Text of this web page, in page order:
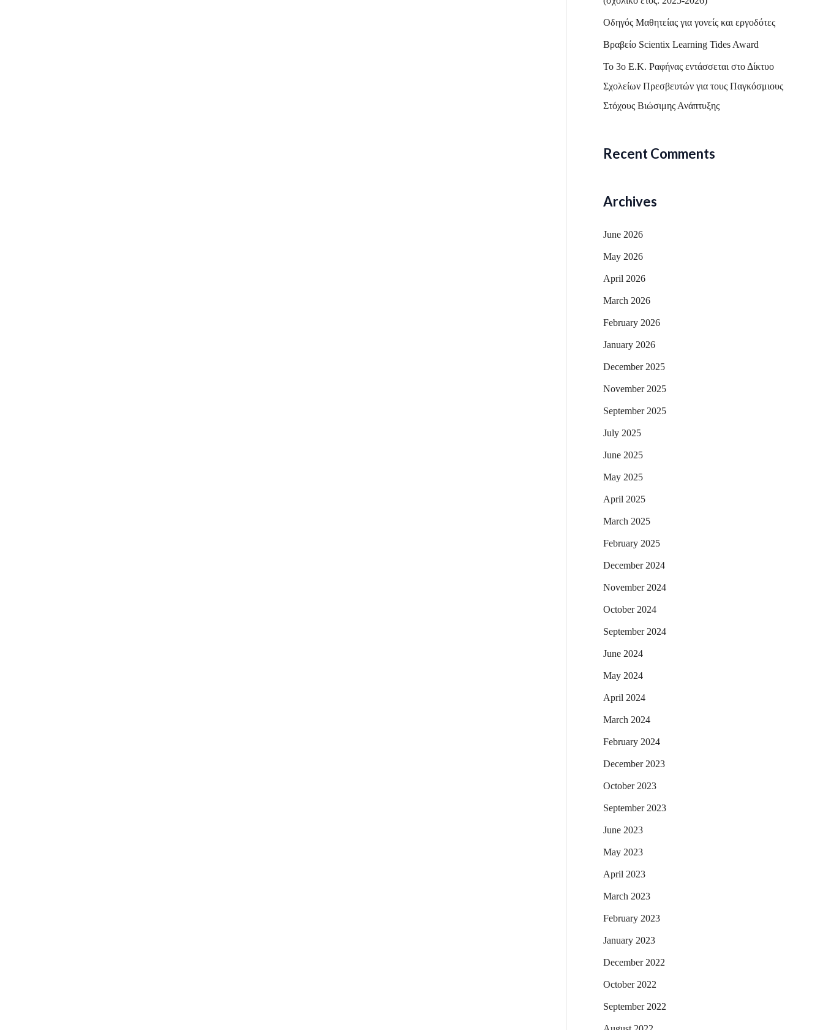
Οδηγός Μαθητείας για γονείς και εργοδότες
Βραβείο Scientix Learning Tides Award
Το 3ο Ε.Κ. Ραφήνας εντάσσεται στο Δίκτυο
Σχολείων Πρεσβευτών για τους Παγκόσμιους
Στόχους Βιώσιμης Ανάπτυξης
Recent Comments
Archives
June 2026
May 2026
April 2026
March 2026
February 2026
January 2026
December 2025
November 2025
September 2025
July 2025
June 2025
May 2025
April 2025
March 2025
February 2025
December 2024
November 2024
October 2024
September 2024
June 2024
May 2024
April 2024
March 2024
February 2024
December 2023
October 2023
September 2023
June 2023
May 2023
April 2023
March 2023
February 2023
January 2023
December 2022
October 2022
September 2022